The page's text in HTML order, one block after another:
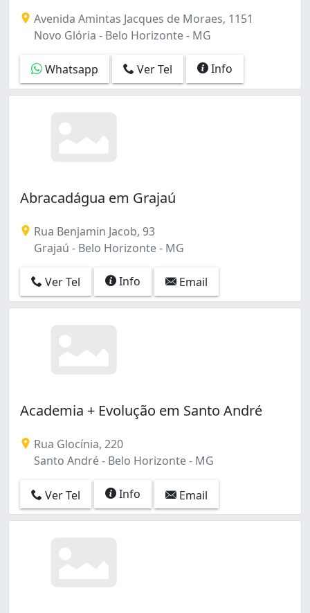
Avenida Amintas Jacques de Moraes, 1151
Novo Glória - Belo Horizonte - MG
Whatsapp Ver Tel Info
Abracadágua em Grajaú
Rua Benjamin Jacob, 93
Grajaú - Belo Horizonte - MG
Ver Tel Info Email
Academia + Evolução em Santo André
Rua Glocínia, 220
Santo André - Belo Horizonte - MG
Ver Tel Info Email